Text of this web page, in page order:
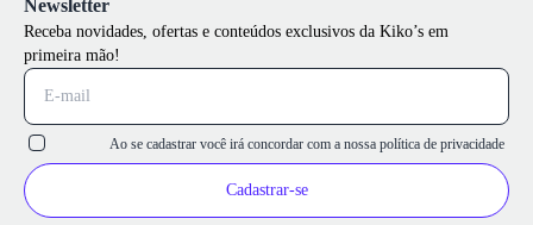
Newsletter
Receba novidades, ofertas e conteúdos exclusivos da Kiko’s em
primeira mão!
Ao se cadastrar você irá concordar com a nossa política de privacidade
Cadastrar-se